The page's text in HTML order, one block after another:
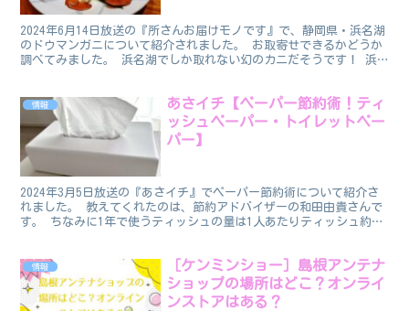
2024年6月14日放送の『所さんお届けモノです』で、静岡県・浜名湖
のドウマンガニについて紹介されました。 お取寄せできるかどうか
調べてみました。 浜名湖でしか取れない幻のカニだそうです！ 浜
情報
あさイチ【ペーパー節約術！ティ
ッシュペーパー・トイレットペー
パー】
2024年3月5日放送の『あさイチ』でペーパー節約術について紹介さ
れました。 教えてくれたのは、節約アドバイザーの和田由貴さんで
す。 ちなみに1年で使うティッシュの量は1人あたりティッシュ約17
情報
［ケンミンショー］島根アンテナ
ショップの場所はどこ？オンライ
ンストアはある？